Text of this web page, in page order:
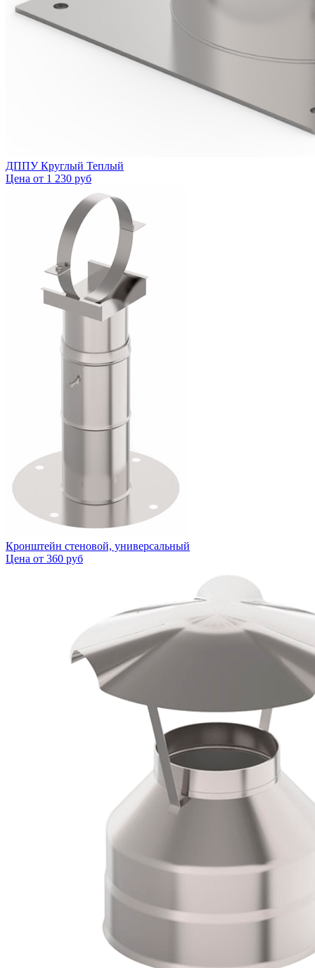
ДППУ Круглый Теплый
Цена от 1 230 руб
Кронштейн стеновой, универсальный
Цена от 360 руб